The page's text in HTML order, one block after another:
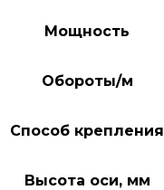
Мощность
Обороты/м
Способ крепления
Высота оси, мм